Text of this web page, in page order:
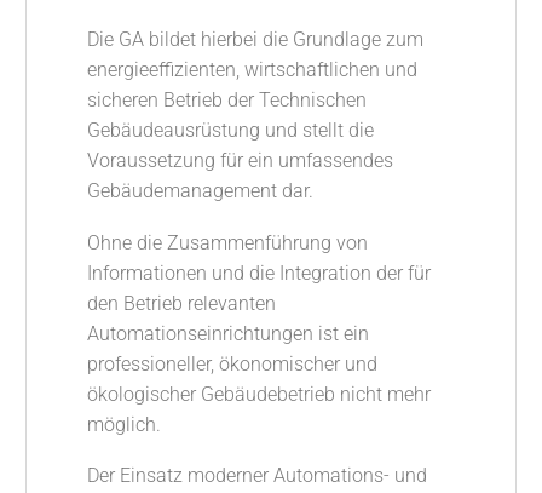
Die GA bildet hierbei die Grundlage zum
energieeffizienten, wirtschaftlichen und
sicheren Betrieb der Technischen
Gebäudeausrüstung und stellt die
Voraussetzung für ein umfassendes
Gebäudemanagement dar.
Ohne die Zusammenführung von
Informationen und die Integration der für
den Betrieb relevanten
Automationseinrichtungen ist ein
professioneller, ökonomischer und
ökologischer Gebäudebetrieb nicht mehr
möglich.
Der Einsatz moderner Automations- und